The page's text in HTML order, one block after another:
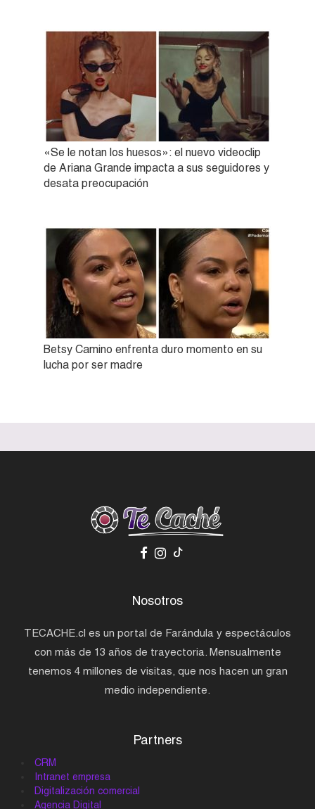
«Se le notan los huesos»: el nuevo videoclip
de Ariana Grande impacta a sus seguidores y
desata preocupación
Betsy Camino enfrenta duro momento en su
lucha por ser madre
Nosotros
TECACHE.cl es un portal de Farándula y espectáculos
con más de 13 años de trayectoria. Mensualmente
tenemos 4 millones de visitas, que nos hacen un gran
medio independiente.
Partners
CRM
Intranet empresa
Digitalización comercial
Agencia Digital